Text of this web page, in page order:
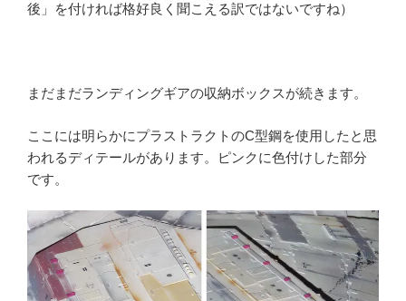
後」を付ければ格好良く聞こえる訳ではないですね）
まだまだランディングギアの収納ボックスが続きます。
ここには明らかにプラストラクトのC型鋼を使用したと思
われるディテールがあります。ピンクに色付けした部分
です。